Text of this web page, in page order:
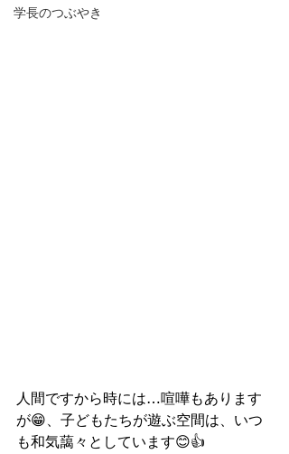
学長のつぶやき
人間ですから時には…喧嘩もあります
が😁、子どもたちが遊ぶ空間は、いつ
も和気藹々としています😊👍